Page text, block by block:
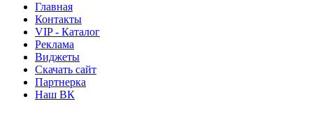
Главная
Контакты
VIP - Каталог
Реклама
Виджеты
Скачать сайт
Партнерка
Наш ВК